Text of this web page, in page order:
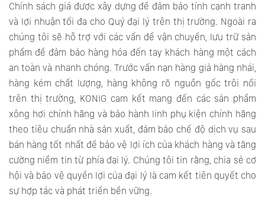
Chính sách giá được xây dựng để đảm bảo tính cạnh tranh
và lợi nhuận tối đa cho Quý đại lý trên thị trường. Ngoài ra
chúng tôi sẽ hỗ trợ với các vấn đề vận chuyển, lưu trữ sản
phẩm để đảm bảo hàng hóa đến tay khách hàng một cách
an toàn và nhanh chóng. Trước vấn nạn hàng giả hàng nhái,
hàng kém chất lượng, hàng không rõ nguồn gốc trôi nổi
trên thị trường, KONIG cam kết mang đến các sản phẩm
xông hơi chính hãng và bảo hành linh phụ kiện chính hãng
theo tiêu chuẩn nhà sản xuất, đảm bảo chế độ dịch vụ sau
bán hàng tốt nhất để bảo vệ lợi ích của khách hàng và tăng
cường niềm tin từ phía đại lý. Chúng tôi tin rằng, chia sẻ cơ
hội và bảo vệ quyền lợi của đại lý là cam kết tiên quyết cho
sự hợp tác và phát triển bền vững.